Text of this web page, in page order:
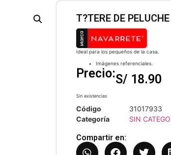
T?TERE DE
Ideal para los pequeños de la casa.
Imágenes referenciales.
Precio:S/ 18.90
Sin existencias
Código
31017933
Categoría
SIN
Compartir en: